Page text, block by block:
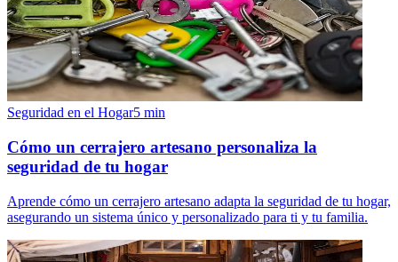
Seguridad en el Hogar5 min
Cómo un cerrajero artesano personaliza la
seguridad de tu hogar
Aprende cómo un cerrajero artesano adapta la seguridad de tu hogar,
asegurando un sistema único y personalizado para ti y tu familia.